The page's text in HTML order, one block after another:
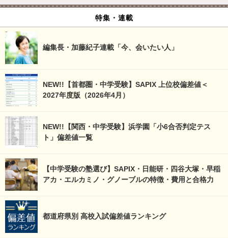
特集・連載
編集長・加藤紀子連載「今、会いたい人」
NEW!!【首都圏・中学受験】SAPIX 上位校偏差値＜
2027年度版（2026年4月）
NEW!!【関西・中学受験】浜学園「小6合否判定テス
ト」偏差値一覧
【中学受験の塾選び】SAPIX・日能研・四谷大塚・早稲
アカ・エルカミノ・グノーブルの特徴・費用と合格力
都道府県別 高校入試偏差値ランキング